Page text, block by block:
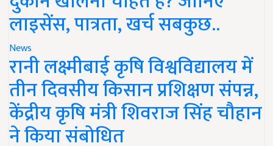
लाइसेंस, पात्रता, खर्च सबकुछ..
News
रानी लक्ष्मीबाई कृषि विश्वविद्यालय में
तीन दिवसीय किसान प्रशिक्षण संपन्न,
केंद्रीय कृषि मंत्री शिवराज सिंह चौहान
ने किया संबोधित